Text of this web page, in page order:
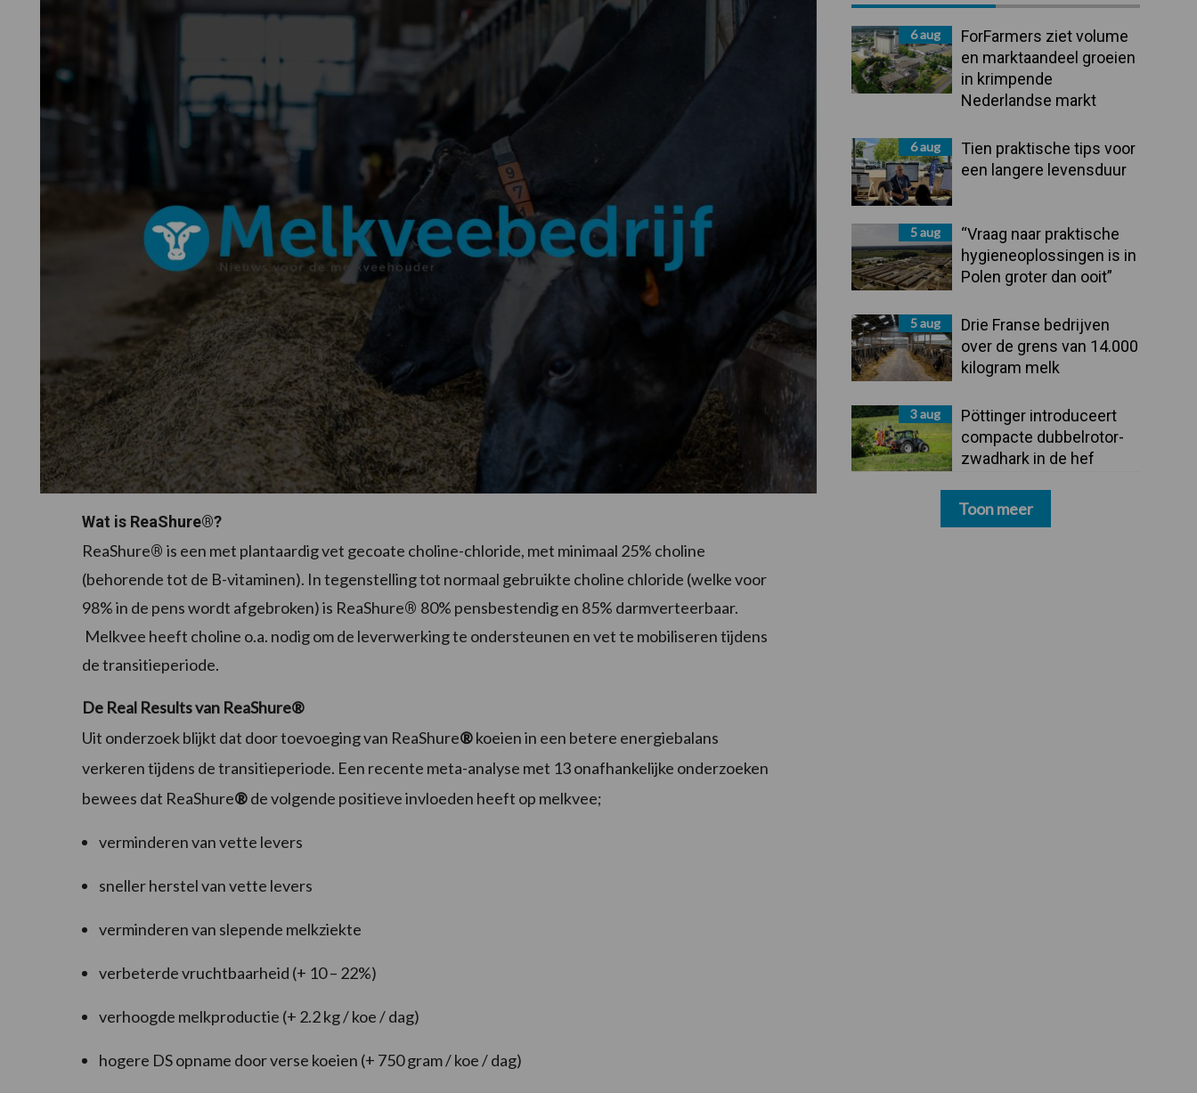
Wat is ReaShure®?
ReaShure® is een met plantaardig vet gecoate choline-chloride, met minimaal 25% choline
(behorende tot de B-vitaminen). In tegenstelling tot normaal gebruikte choline chloride (welke voor
98% in de pens wordt afgebroken) is ReaShure® 80% pensbestendig en 85% darmverteerbaar.
Melkvee heeft choline o.a. nodig om de leverwerking te ondersteunen en vet te mobiliseren tijdens
de transitieperiode.
De Real Results van ReaShure®
Uit onderzoek blijkt dat door toevoeging van ReaShure®koeien in een betere energiebalans
verkeren tijdens de transitieperiode. Een recente meta-analyse met 13 onafhankelijke onderzoeken
bewees dat ReaShure®de volgende positieve invloeden heeft op melkvee;
verminderen van vette levers
sneller herstel van vette levers
verminderen van slepende melkziekte
verbeterde vruchtbaarheid (+ 10 – 22%)
verhoogde melkproductie (+ 2.2 kg / koe / dag)
hogere DS opname door verse koeien (+ 750 gram / koe / dag)
Sidebar6 aug
ForFarmers ziet volume
en marktaandeel groeien
in krimpende
Nederlandse markt
6 aug
Tien praktische tips voor
een langere levensduur
5 aug
“Vraag naar praktische
hygieneoplossingen is in
Polen groter dan ooit”
5 aug
Drie Franse bedrijven
over de grens van 14.000
kilogram melk
3 aug
Pöttinger introduceert
compacte dubbelrotor-
zwadhark in de hef
Toon meer